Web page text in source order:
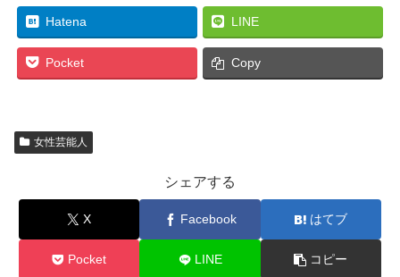
Hatena LINE
Pocket Copy
女性芸能人
シェアする
X Facebook はてブ
Pocket LINE コピー